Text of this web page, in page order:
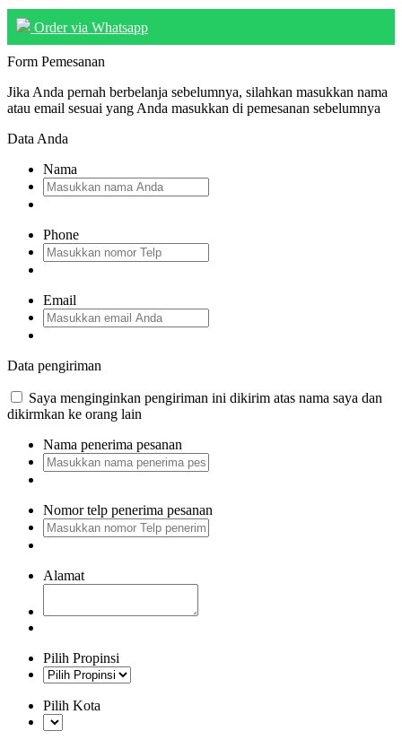
Order via Whatsapp
Form Pemesanan
Jika Anda pernah berbelanja sebelumnya, silahkan masukkan nama
atau email sesuai yang Anda masukkan di pemesanan sebelumnya
Data Anda
Nama
Phone
Email
Data pengiriman
Saya menginginkan pengiriman ini dikirim atas nama saya dan
dikirmkan ke orang lain
Nama penerima pesanan
Nomor telp penerima pesanan
Alamat
Pilih Propinsi
Pilih Kota